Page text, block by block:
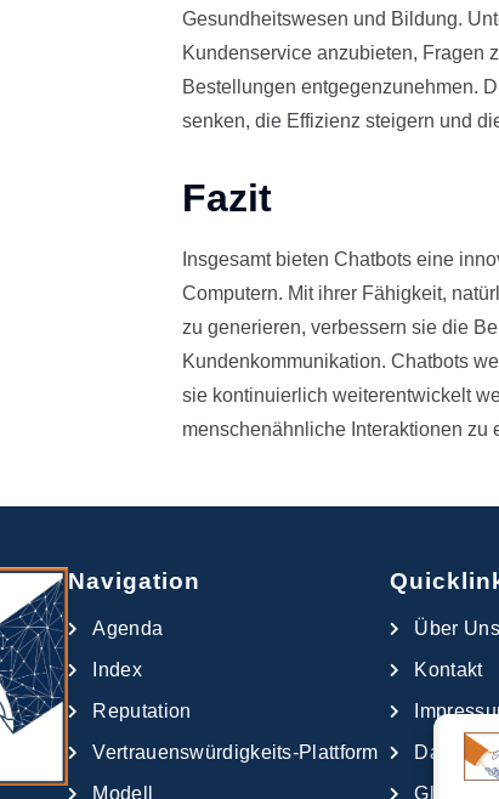
Gesundheitswesen und Bildung.
Kundenservice anzubieten, Fragen
Bestellungen entgegenzunehmen.
senken, die Effizienz steigern und
Fazit
Insgesamt bieten Chatbots eine
Computern. Mit ihrer Fähigkeit,
zu generieren, verbessern sie die
Kundenkommunikation. Chatbots
sie kontinuierlich weiterentwickelt
menschenähnliche Interaktionen zu
Navigation
Agenda
Index
Reputation
Vertrauenswürdigkeits-Plattform
Modell
Über Uns
Kontakt
Glossar